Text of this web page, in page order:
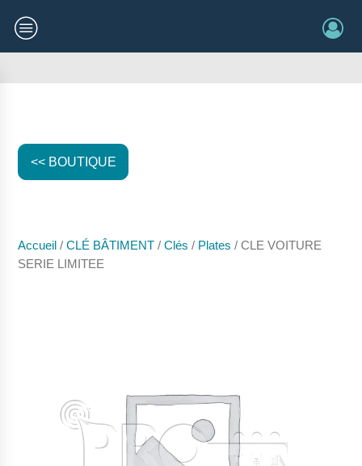
<< BOUTIQUE
Accueil /CLÉ BÂTIMENT /Clés / Plates / CLE VOITURE
SERIE LIMITEE